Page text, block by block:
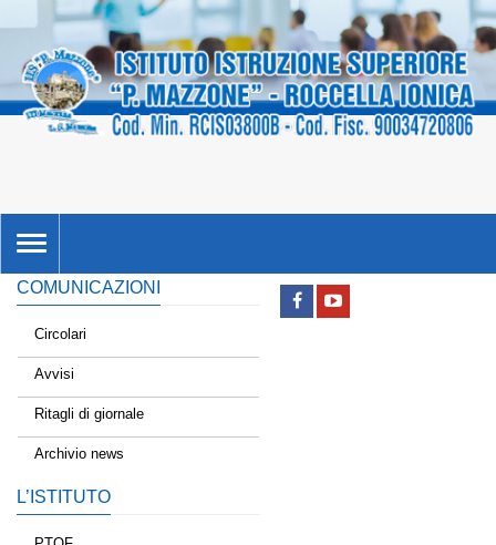
TOGGLE
NAVIGATION
COMUNICAZIONI
Circolari
Avvisi
Ritagli di giornale
Archivio news
L’ISTITUTO